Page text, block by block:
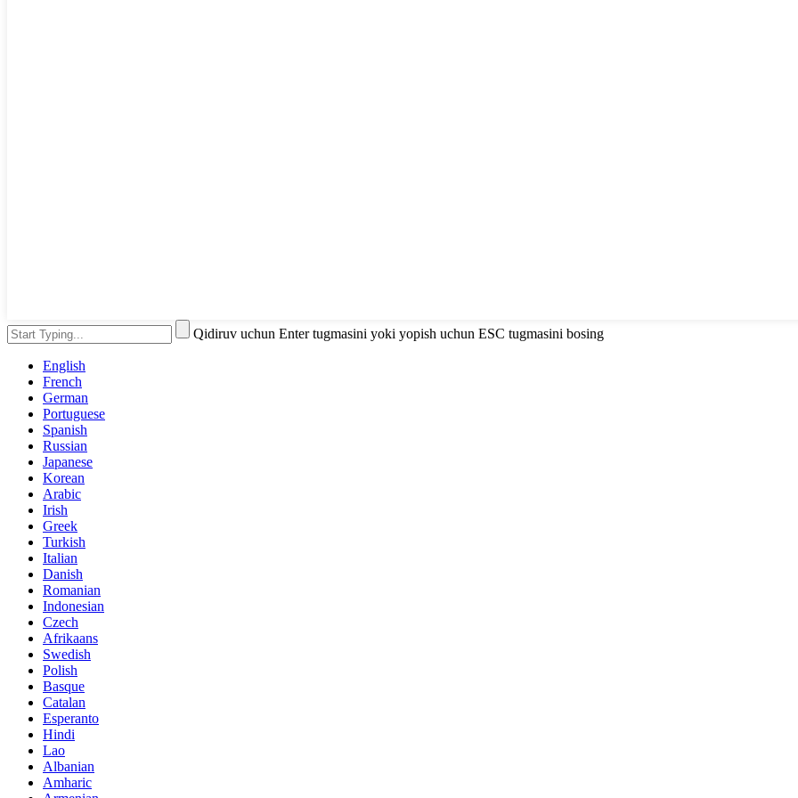
Qidiruv uchun Enter tugmasini yoki yopish uchun ESC tugmasini bosing
English
French
German
Portuguese
Spanish
Russian
Japanese
Korean
Arabic
Irish
Greek
Turkish
Italian
Danish
Romanian
Indonesian
Czech
Afrikaans
Swedish
Polish
Basque
Catalan
Esperanto
Hindi
Lao
Albanian
Amharic